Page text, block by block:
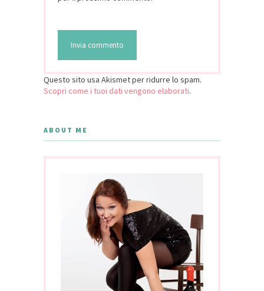
Questo sito usa Akismet per ridurre lo spam.
Scopri come i tuoi dati vengono elaborati.
ABOUT ME